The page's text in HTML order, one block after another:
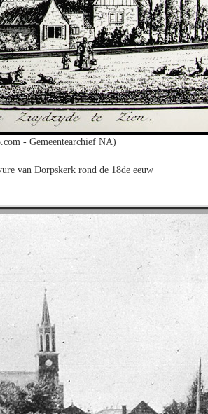
- Gemeentearchief NA)
van Dorpskerk rond de 18de eeuw